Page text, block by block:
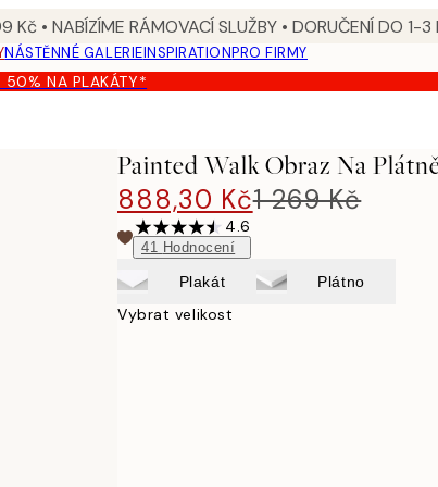
Kč • NABÍZÍME RÁMOVACÍ SLUŽBY • DORUČENÍ DO 1-3
NÁSTĚNNÉ GALERIEINSPIRATIONPRO FIRMY
NA PLAKÁTY*
Painted Walk Obraz Na
888,30 Kč1 269 Kč
4.6
41 Hodnocení
Plakát Plátno
Vybrat velikost